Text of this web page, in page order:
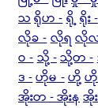
သရိုဟ -ရို့ရိုး -
လိုခ -လိုရ လို
ဝ -သို့ -သို့တ -
ဒ -ဟိုမ -ဟို့ဟို
အိုးတ - အိုးနအို